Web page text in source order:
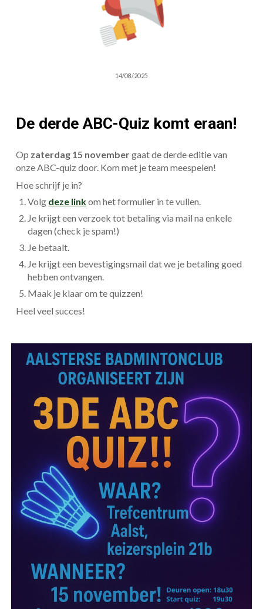
14/08/2025
De derde ABC-Quiz komt eraan!
Op zaterdag 15 novembergaat de derde editie van
onze ABC-quiz door. Kom met je team meespelen!
Hoe schrijf je in?
Volg deze linkom het formulier in te vullen.
Je krijgt een verzoek tot betaling via mail na enkele
dagen (check je spam!)
Je betaalt.
Je krijgt een bevestigingsmail dat we je betaling goed
hebben ontvangen.
Maak je klaar om te quizzen!
Heel veel succes!